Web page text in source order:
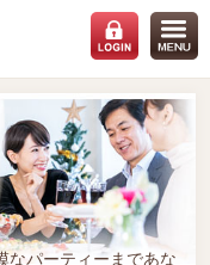
なパーティーまであな